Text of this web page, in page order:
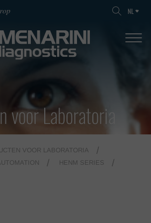
NL
voor Laboratoria
VOOR LABORATORIA
HENM SERIES